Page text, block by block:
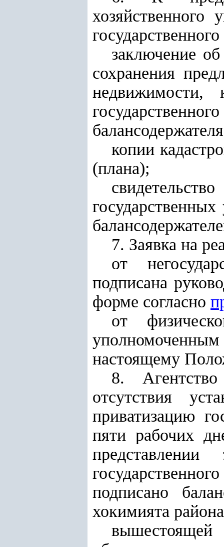
хозяйственного
заключение
сохранения
недвижимости,
копии
(плана);
7. Заявка на
от
подписана
форме согласно
от
настоящему
8.
отсутствия
приватизацию
пяти рабочих
подписано
хокимията
вышестоящей